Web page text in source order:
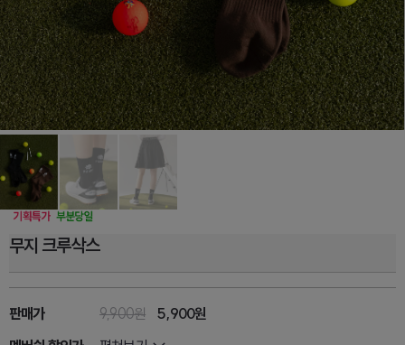
무지 크루삭스
판매가 9,900원
5,900원